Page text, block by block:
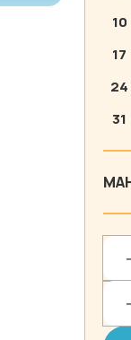
10
17
24
31
MA